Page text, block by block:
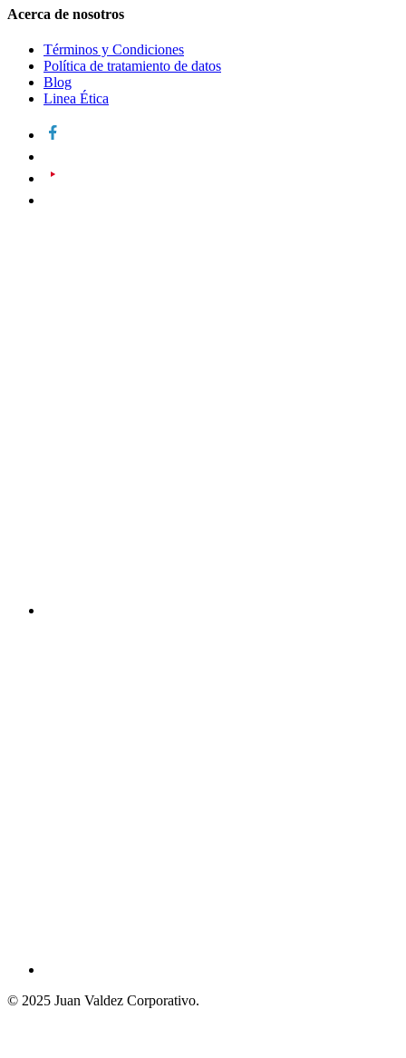
Acerca de nosotros
Términos y Condiciones
Política de tratamiento de datos
Blog
Linea Ética
© 2025 Juan Valdez Corporativo.